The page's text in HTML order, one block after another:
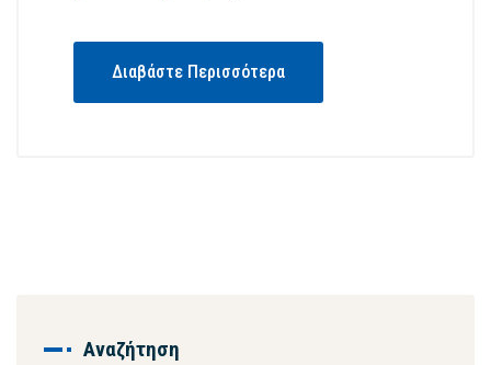
Διαβάστε Περισσότερα
Αναζήτηση